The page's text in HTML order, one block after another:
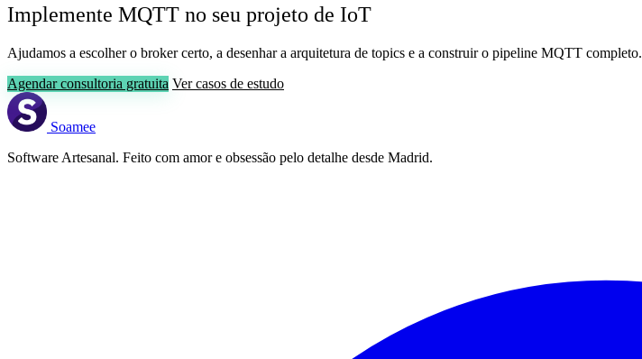
Implemente MQTT no seu projeto de IoT
Ajudamos a escolher o broker certo, a desenhar a arquitetura de topics e a construir o pipeline MQTT completo.
Agendar consultoria gratuita Ver casos de estudo
Soamee
Software Artesanal. Feito com amor e obsessão pelo detalhe desde Madrid.